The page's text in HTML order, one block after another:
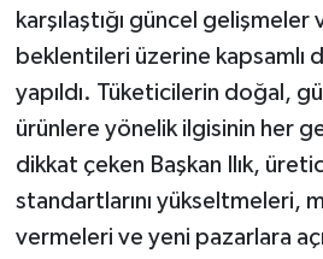
karşılaştığı güncel
beklentileri üzerine kapsamlı
yapıldı. Tüketicilerin doğal,
ürünlere yönelik ilgisinin her
dikkat çeken Başkan Ilık,
standartlarını yükseltmeleri,
vermeleri ve yeni pazarlara